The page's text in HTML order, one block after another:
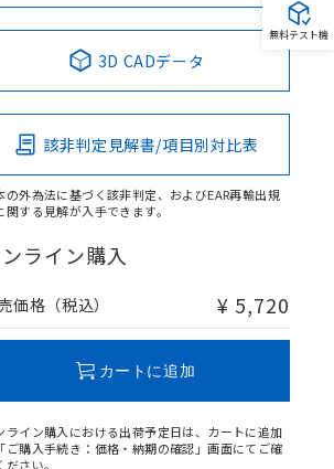
3D CADデータ
該非判定見解書/項目別対比表
の外為法に基づく該非判定、およびEAR再輸出規
関する見解が入手できます。
ライン購入
価格（税込） ¥ 5,720
カートに追加
ライン購入における出荷予定日は、カートに追加
ご購入手続き：価格・納期の確認」画面にてご確
ださい。
無料テスト機